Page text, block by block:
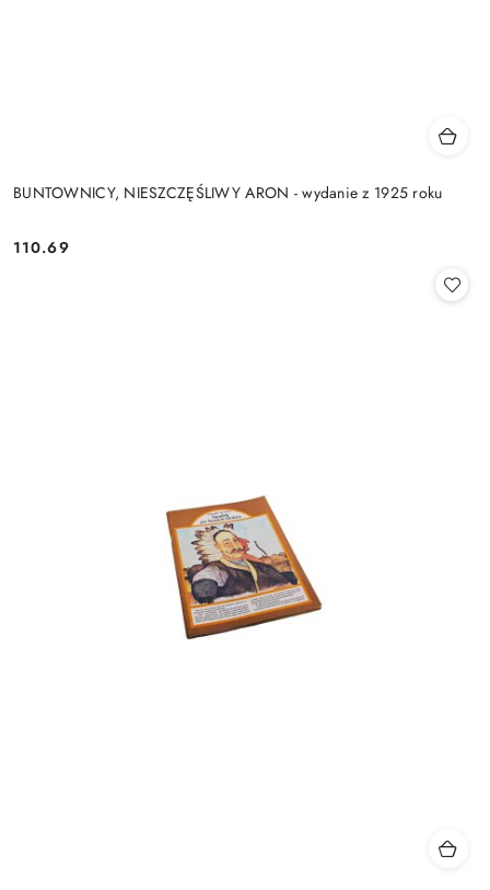
BUNTOWNICY, NIESZCZĘŚLIWY ARON - wydanie z 1925 roku
Cena:
110.69